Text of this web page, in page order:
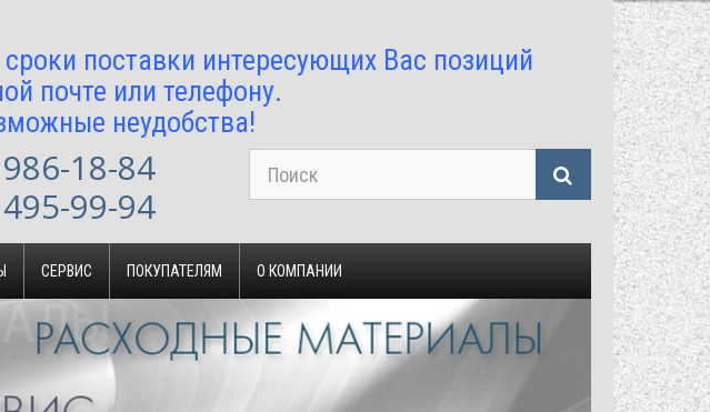
поставки интересующих Вас позиций
почте или телефону.
неудобства!
18-84
99-94
СЕРВИС ПОКУПАТЕЛЯМ О КОМПАНИИ